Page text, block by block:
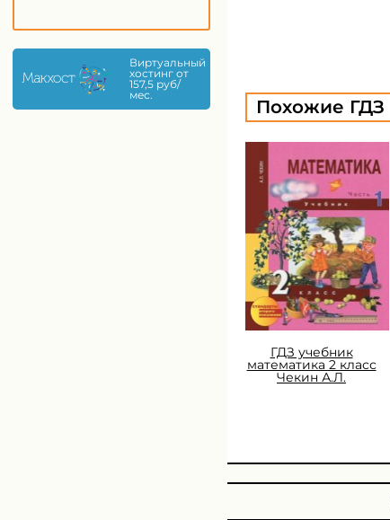
Виртуальный
хостинг от
157,5 руб/
мес.
Похожие ГДЗ
ГДЗ учебник
математика 2 класс
Чекин А.Л.